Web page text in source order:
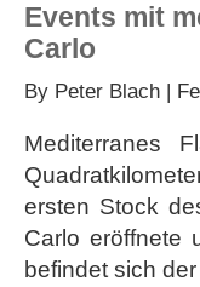
Events mit
Carlo
By Peter Blach |
Mediterranes
ersten Stock
Carlo eröffnete
befindet sich